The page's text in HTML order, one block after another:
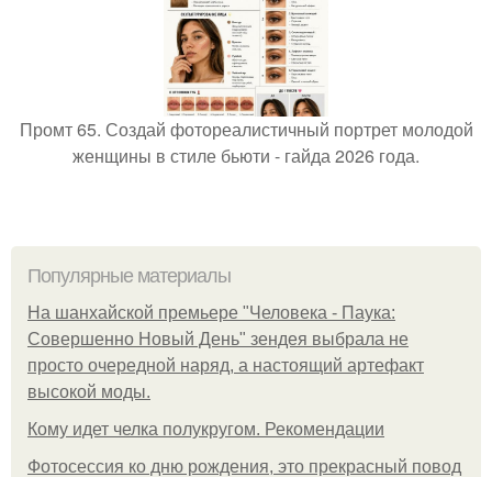
Промт 65. Создай фотореалистичный портрет молодой
женщины в стиле бьюти - гайда 2026 года.
Популярные материалы
На шанхайской премьере "Человека - Паука:
Совершенно Новый День" зендея выбрала не
просто очередной наряд, а настоящий артефакт
высокой моды.
Кому идет челка полукругом. Рекомендации
Фотосессия ко дню рождения, это прекрасный повод